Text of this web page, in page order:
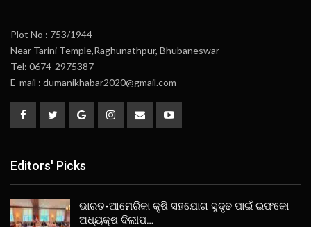
Plot No : 753/1944
Near Tarini Temple,Raghunathpur, Bhubaneswar
Tel: 0674-2975387
E-mail : dumanikhabar2020@gmail.com
Editors' Picks
ଭାରତ-ଆମେରିକା କୃଷି ସହଯୋଗ ସୁଦୃଢ ପାଇଁ ଇଫକୋ
ଅଧ୍ୟକ୍ଷ ଦିଲୀପ…